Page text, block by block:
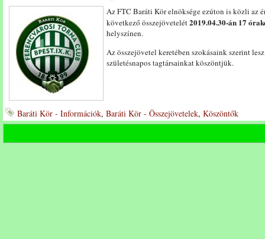
Az FTC Baráti Kör elnöksége ezúton is közli az
következő összejövetelét2019.04.30-án 17
helyszínen.
Az összejövetel keretében szokásaink szerint
születésnapos tagtársainkat köszöntjük.
Baráti Kör - Információk, Baráti Kör - Összejövetelek, Köszöntők